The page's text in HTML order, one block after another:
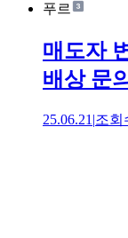
푸르
매도자
배상 문
25.06.21 |조회